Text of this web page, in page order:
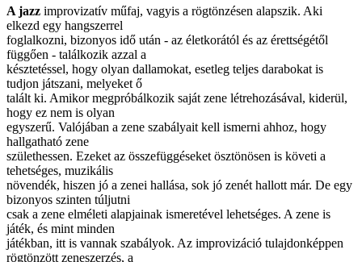
A jazz improvizatív műfaj, vagyis a rögtönzésen alapszik. Aki
elkezd egy hangszerrel
foglalkozni, bizonyos idő után - az életkorától és az érettségétől
függően - találkozik azzal a
késztetéssel, hogy olyan dallamokat, esetleg teljes darabokat is
tudjon játszani, melyeket ő
talált ki. Amikor megpróbálkozik saját zene létrehozásával, kiderül,
hogy ez nem is olyan
egyszerű. Valójában a zene szabályait kell ismerni ahhoz, hogy
hallgatható zene
születhessen. Ezeket az összefüggéseket ösztönösen is követi a
tehetséges, muzikális
növendék, hiszen jó a zenei hallása, sok jó zenét hallott már. De egy
bizonyos szinten túljutni
csak a zene elméleti alapjainak ismeretével lehetséges. A zene is
játék, és mint minden
játékban, itt is vannak szabályok. Az improvizáció tulajdonképpen
rögtönzött zeneszerzés, a